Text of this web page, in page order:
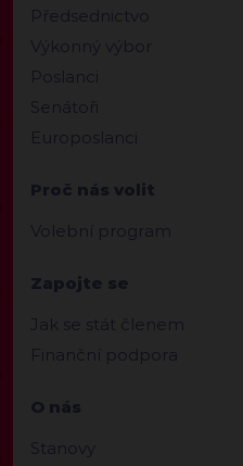
Předsednictvo
Výkonný výbor
Poslanci
Senátoři
Europoslanci
Proč nás volit
Volební program
Zapojte se
Jak se stát členem
Finanční podpora
O nás
Stanovy